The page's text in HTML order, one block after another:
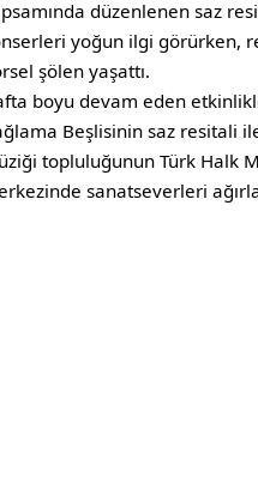
düzenlenen saz
yoğun ilgi görürken,
şölen yaşattı.
boyu devam eden
Beşlisinin saz resitali
topluluğunun Türk Halk
sanatseverleri